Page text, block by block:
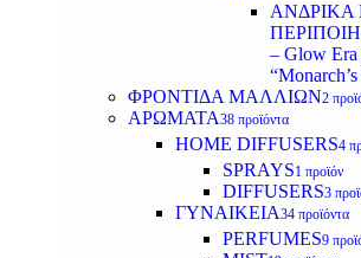
ΑΝΔΡΙΚΑ
– Glow Era
ΦΡΟΝΤΙΔΑ ΜΑΛΛΙΩΝ2
ΑΡΩΜΑΤΑ38 προϊόντα
HOME DIFFUSERS4
SPRAYS1 προϊόν
DIFFUSERS3
ΓΥΝΑΙΚΕΙΑ34 προϊόντα
PERFUMES9